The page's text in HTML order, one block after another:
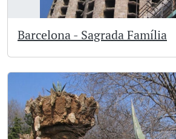
Barcelona - Sagrada Família